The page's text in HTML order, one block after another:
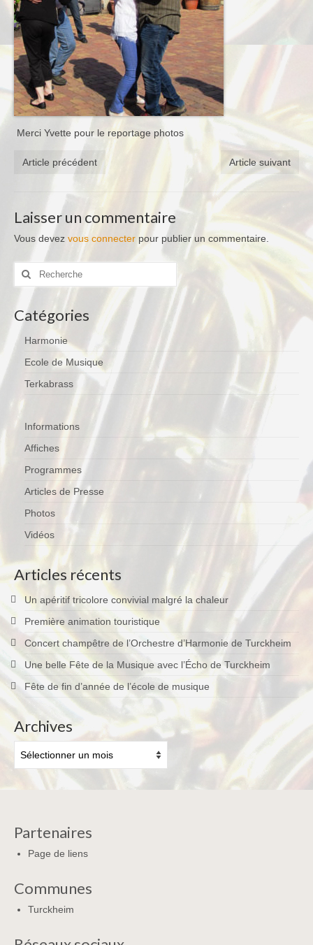
Merci Yvette pour le reportage photos
Article précédent Article suivant
Laisser un commentaire
Vous devez vous connecter pour publier un commentaire.
Rechercher
Catégories
Harmonie
Ecole de Musique
Terkabrass
Informations
Affiches
Programmes
Articles de Presse
Photos
Vidéos
Articles récents
Un apéritif tricolore convivial malgré la chaleur
Première animation touristique
Concert champêtre de l’Orchestre d’Harmonie de Turckheim
Une belle Fête de la Musique avec l’Écho de Turckheim
Fête de fin d’année de l’école de musique
Archives
Partenaires
Page de liens
Communes
Turckheim